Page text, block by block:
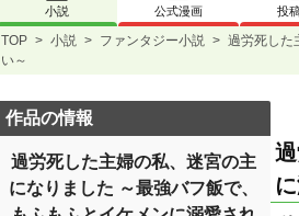
小説 公式漫画 投
TOP > 小説 > ファンタジー小説 > 過労死した
い～
作品の情報
過労死した主婦の私、迷宮の主
になりました ～最強バフ飯で、